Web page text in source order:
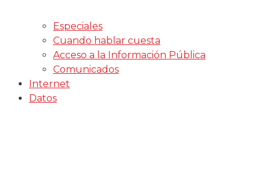
Especiales
Cuando hablar cuesta
Acceso a la Información Pública
Comunicados
Internet
Datos